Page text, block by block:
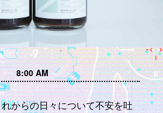
8:00 AM
からの日々について不安を吐